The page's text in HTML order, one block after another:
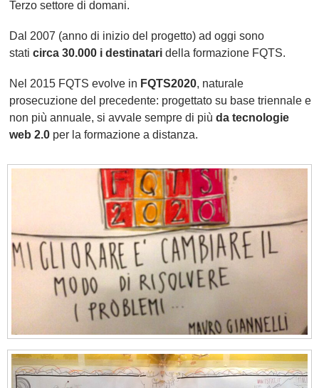
Terzo settore di domani.
Dal 2007 (anno di inizio del progetto) ad oggi sono
stati circa 30.000 i destinatari della formazione FQTS.
Nel 2015 FQTS evolve in FQTS2020, naturale
prosecuzione del precedente: progettato su base triennale e
non più annuale, si avvale sempre di più da tecnologie
web 2.0 per la formazione a distanza.